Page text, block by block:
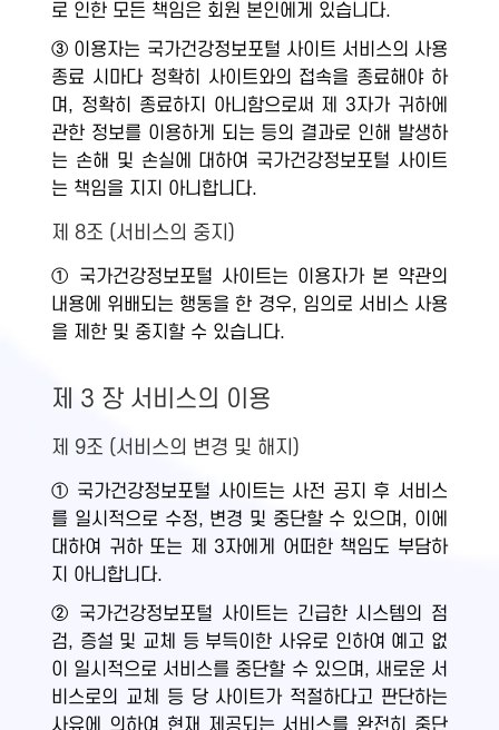
로 인한 모든 책임은 회원 본인에게 있습니다.
③ 이용자는 국가건강정보포털 사이트 서비스의 사용
종료 시마다 정확히 사이트와의 접속을 종료해야 하
며, 정확히 종료하지 아니함으로써 제 3자가 귀하에
관한 정보를 이용하게 되는 등의 결과로 인해 발생하
는 손해 및 손실에 대하여 국가건강정보포털 사이트
는 책임을 지지 아니합니다.
제 8조 (서비스의 중지)
① 국가건강정보포털 사이트는 이용자가 본 약관의
내용에 위배되는 행동을 한 경우, 임의로 서비스 사용
을 제한 및 중지할 수 있습니다.
제 3 장 서비스의 이용
제 9조 (서비스의 변경 및 해지)
① 국가건강정보포털 사이트는 사전 공지 후 서비스
를 일시적으로 수정, 변경 및 중단할 수 있으며, 이에
대하여 귀하 또는 제 3자에게 어떠한 책임도 부담하
지 아니합니다.
② 국가건강정보포털 사이트는 긴급한 시스템의 점
검, 증설 및 교체 등 부득이한 사유로 인하여 예고 없
이 일시적으로 서비스를 중단할 수 있으며, 새로운 서
비스로의 교체 등 당 사이트가 적절하다고 판단하는
사유에 의하여 현재 제공되는 서비스를 완전히 중단